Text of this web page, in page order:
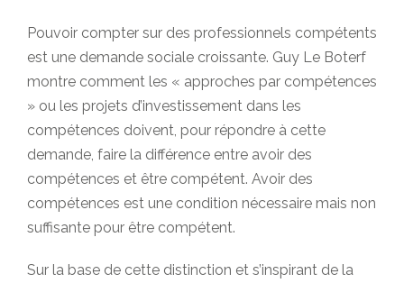
Pouvoir compter sur des professionnels compétents
est une demande sociale croissante. Guy Le Boterf
montre comment les « approches par compétences
» ou les projets d’investissement dans les
compétences doivent, pour répondre à cette
demande, faire la différence entre avoir des
compétences et être compétent. Avoir des
compétences est une condition nécessaire mais non
suffisante pour être compétent.
Sur la base de cette distinction et s’inspirant de la